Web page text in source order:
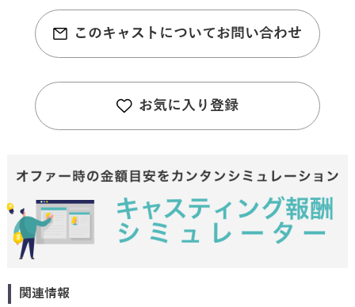
このキャストについてお問い合わせ
お気に入り登録
関連情報